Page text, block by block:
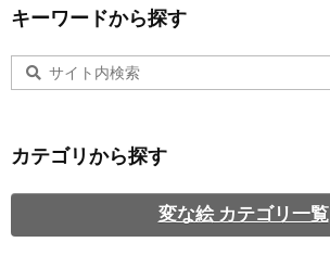
キーワードから探す
カテゴリから探す
変な絵 カテゴリ一覧